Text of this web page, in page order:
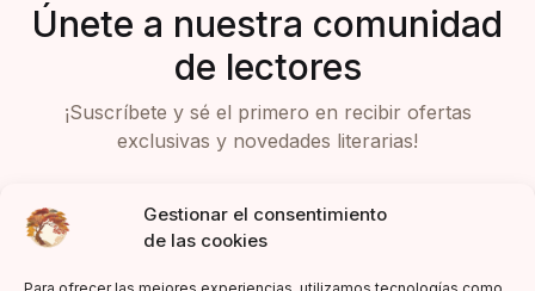
Gestionar el consentimiento
de las cookies
Únete a nuestra comunidad
de lectores
¡Suscríbete y sé el primero en recibir ofertas
exclusivas y novedades literarias!